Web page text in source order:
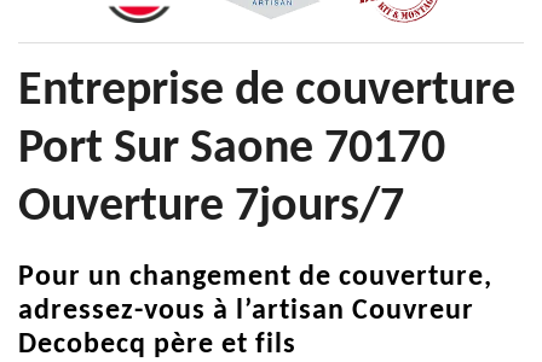
Entreprise de couverture
Port Sur Saone 70170
Ouverture 7jours/7
Pour un changement de couverture,
adressez-vous à l’artisan Couvreur
Decobecq père et fils